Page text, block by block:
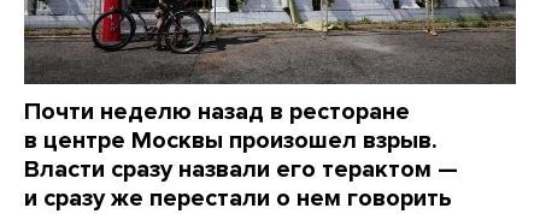
Почти неделю назад в ресторане
в центре Москвы произошел взрыв.
Власти сразу назвали его терактом —
и сразу же перестали о нем говорить